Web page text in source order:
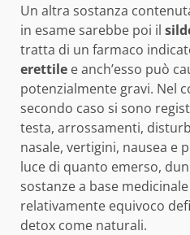
Un altra sostanza
in esame sarebbe poi il
tratta di un farmaco
erettile e anch’esso può
potenzialmente gravi. Nel
secondo caso si sono
testa, arrossamenti,
nasale, vertigini, nausea e
luce di quanto emerso,
sostanze a base
relativamente equivoco
detox come naturali.